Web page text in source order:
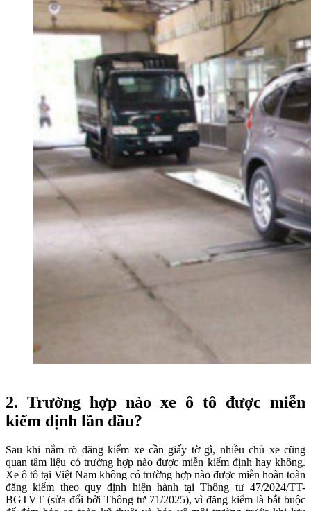
2. Trường hợp nào xe ô tô được miễn
kiểm định lần đầu?
Sau khi nắm rõ đăng kiểm xe cần giấy tờ gì, nhiều chủ xe cũng
quan tâm liệu có trường hợp nào được miễn kiểm định hay không.
Xe ô tô tại Việt Nam không có trường hợp nào được miễn hoàn toàn
đăng kiểm theo quy định hiện hành tại Thông tư 47/2024/TT-
BGTVT (sửa đổi bởi Thông tư 71/2025), vì đăng kiểm là bắt buộc